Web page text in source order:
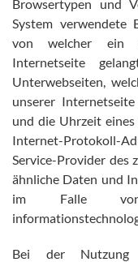
Browsertypen und
System verwendete
von welcher ein
Internetseite
Unterwebseiten,
unserer
und die Uhrzeit
Internet-Protokoll-
Service-Provider des
ähnliche Daten und
im Falle
Bei der Nutzung